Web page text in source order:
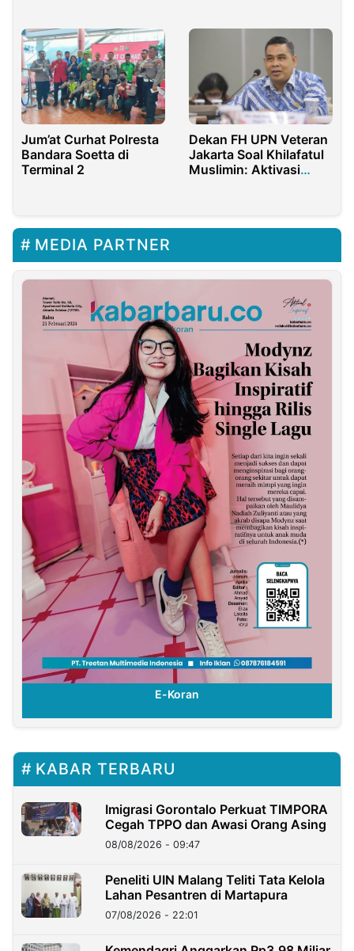
Jum’at Curhat Polresta
Bandara Soetta di
Terminal 2
Dekan FH UPN Veteran
Jakarta Soal Khilafatul
Muslimin: Aktivasi
MEDIA PARTNER
E-Koran
KABAR TERBARU
Imigrasi Gorontalo Perkuat TIMPORA
Cegah TPPO dan Awasi Orang Asing
08/08/2026 - 09:47
Peneliti UIN Malang Teliti Tata Kelola
Lahan Pesantren di Martapura
07/08/2026 - 22:01